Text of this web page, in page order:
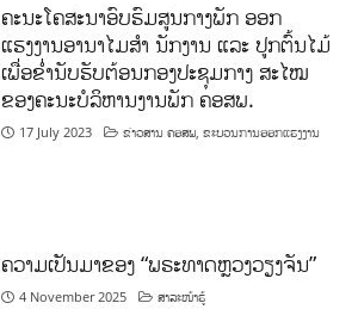
ຄະນະໂຄສະນາອົບຮົມສູນກາງພັກ ອອກ
ແຮງງານອານາໄມສໍາ ນັກງານ ແລະ ປູກຕົ້ນໄມ້
ເພື່ອຂໍ່ານັບຮັບຕ້ອນກອງປະຊຸມກາງ ສະໄໝ
ຂອງຄະນະບໍລິຫານງານພັກ ຄອສພ.
17 July 2023 ຂ່າວສານ ຄອສພ ,ຂະບວນການອອກແຮງງານ
ຄວາມເປັນມາຂອງ “ພຣະທາດຫຼວງວຽງຈັນ”
4 November 2025 ສາລະໜ້າຮູ້